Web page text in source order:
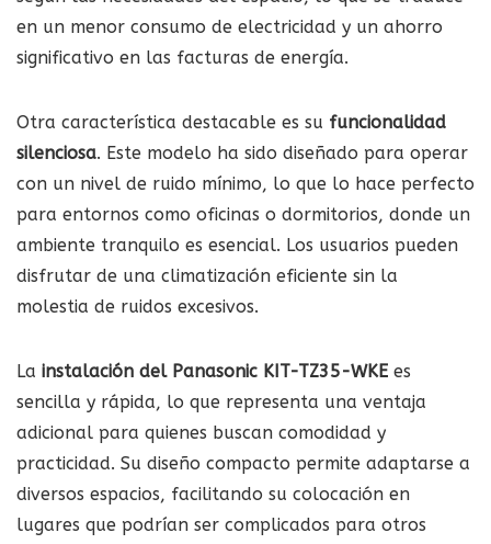
en un menor consumo de electricidad y un ahorro
significativo en las facturas de energía.
Otra característica destacable es su funcionalidad
silenciosa. Este modelo ha sido diseñado para operar
con un nivel de ruido mínimo, lo que lo hace perfecto
para entornos como oficinas o dormitorios, donde un
ambiente tranquilo es esencial. Los usuarios pueden
disfrutar de una climatización eficiente sin la
molestia de ruidos excesivos.
La instalación del Panasonic KIT-TZ35-WKE es
sencilla y rápida, lo que representa una ventaja
adicional para quienes buscan comodidad y
practicidad. Su diseño compacto permite adaptarse a
diversos espacios, facilitando su colocación en
lugares que podrían ser complicados para otros